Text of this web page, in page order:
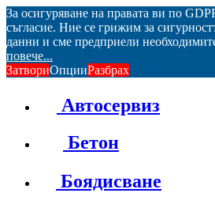
За осигуряване на правата ви по
съгласие. Ние се грижим за
данни и сме предприели
повече...
ЗатвориОпцииРазбрах
Автосервиз
Бетон
Боядисване